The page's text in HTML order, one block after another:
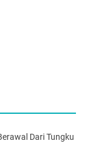
Dari Tungku